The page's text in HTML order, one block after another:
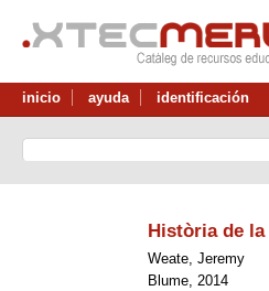
inicio ayuda identificación
Història de
Weate, Jeremy
Blume, 2014